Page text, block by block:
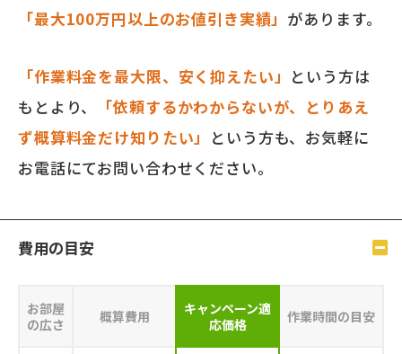
「最大100万円以上のお値引き実績」 があります。
「作業料金を最大限、安く抑えたい」 という方は
もとより、
「依頼するかわからないが、とりあえ
ず概算料金だけ知りたい」 という方も、お気軽に
お電話にてお問い合わせください。
費⽤の⽬安
お部屋
の広さ
概算費用 キャンペーン適
応価格
作業時間の目安